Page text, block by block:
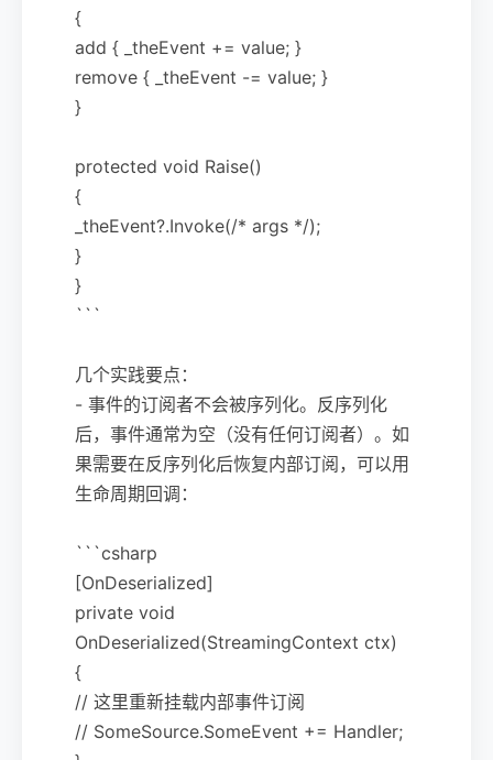
{
add { _theEvent += value; }
remove { _theEvent -= value; }
}
protected void Raise()
{
_theEvent?.Invoke(/* args */);
}
}
```
几个实践要点：
- 事件的订阅者不会被序列化。反序列化
后，事件通常为空（没有任何订阅者）。如
果需要在反序列化后恢复内部订阅，可以用
生命周期回调：
```csharp
[OnDeserialized]
private void
OnDeserialized(StreamingContext ctx)
{
// 这里重新挂载内部事件订阅
// SomeSource.SomeEvent += Handler;